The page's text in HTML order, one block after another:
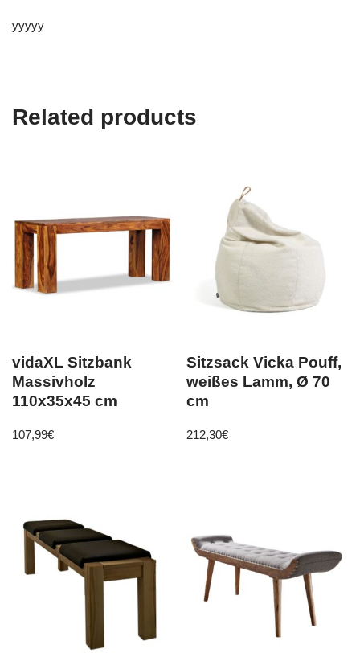
yyyyy
Related products
vidaXL Sitzbank
Massivholz
110x35x45 cm
107,99€
Sitzsack Vicka Pouff,
weißes Lamm, Ø 70
cm
212,30€